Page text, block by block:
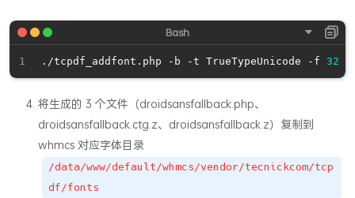
./tcpdf_addfont.php -b -t TrueTypeUnicode -f 32
将生成的 3 个文件（droidsansfallback.php、
droidsansfallback.ctg.z、droidsansfallback.z）复制到
whmcs 对应字体目录
/data/www/default/whmcs/vendor/tecnickcom/tcp
df/fonts